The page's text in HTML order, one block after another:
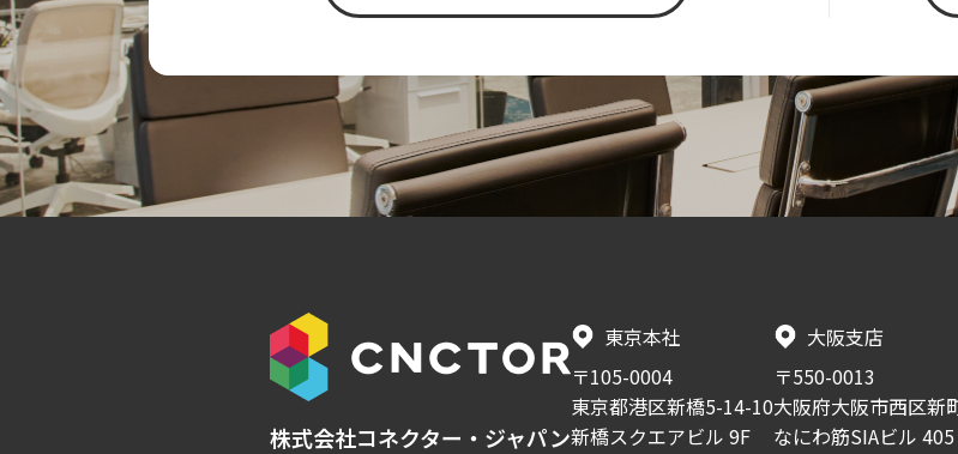
株式会社コネクター・ジャパン
東京本社
〒105-0004
東京都港区新橋5-14-10
新橋スクエアビル 9F
大阪支店
〒550-0013
大阪府大阪市西区新
なにわ筋SIAビル 405